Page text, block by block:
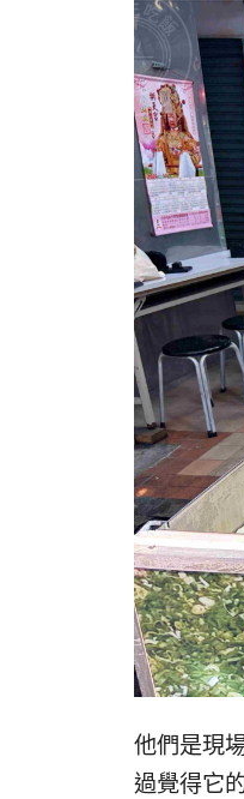
他們是現
過覺得它